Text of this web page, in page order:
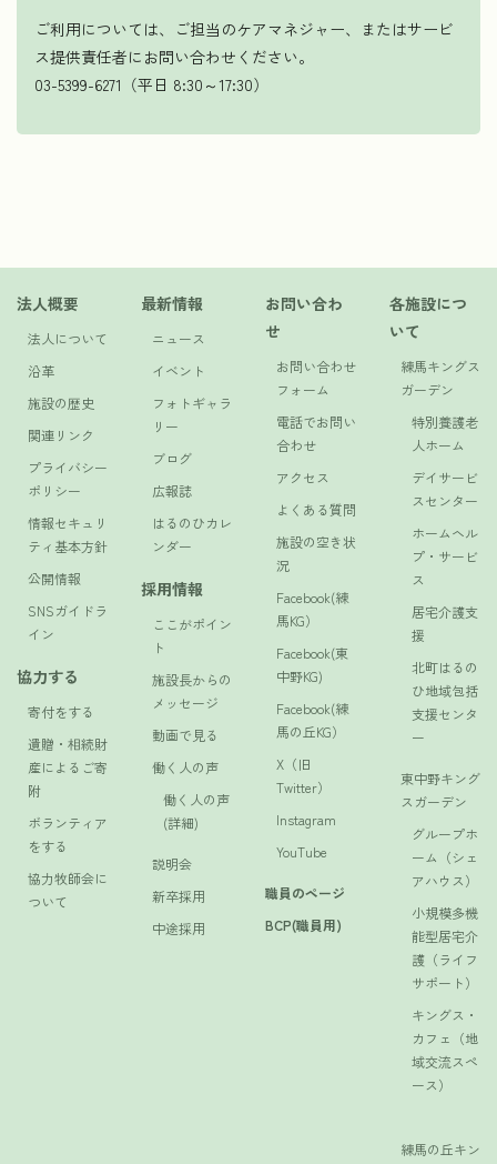
ご利用については、ご担当のケアマネジャー、またはサービ
ス提供責任者にお問い合わせください。
03-5399-6271（平日 8:30～17:30）
法人概要
法人について
沿革
施設の歴史
関連リンク
プライバシー
ポリシー
情報セキュリ
ティ基本方針
公開情報
SNSガイドラ
イン
協力する
寄付をする
遺贈・相続財
産によるご寄
附
ボランティア
をする
協力牧師会に
ついて
最新情報
ニュース
イベント
フォトギャラ
リー
ブログ
広報誌
はるのひカレ
ンダー
採用情報
ここがポイン
ト
施設長からの
メッセージ
動画で見る
働く人の声
働く人の声
(詳細)
説明会
新卒採用
中途採用
お問い合わ
せ
お問い合わせ
フォーム
電話でお問い
合わせ
アクセス
よくある質問
施設の空き状
況
Facebook(練
馬KG）
Facebook(東
中野KG)
Facebook(練
馬の丘KG）
X（旧
Twitter）
Instagram
YouTube
職員のページ
BCP(職員用)
各施設につ
いて
練馬キングス
ガーデン
特別養護老
人ホーム
デイサービ
スセンター
ホームヘル
プ・サービ
ス
居宅介護支
援
北町はるの
ひ地域包括
支援センタ
ー
東中野キング
スガーデン
グループホ
ーム（シェ
アハウス）
小規模多機
能型居宅介
護（ライフ
サポート）
キングス・
カフェ（地
域交流スペ
ース）
練馬の丘キン